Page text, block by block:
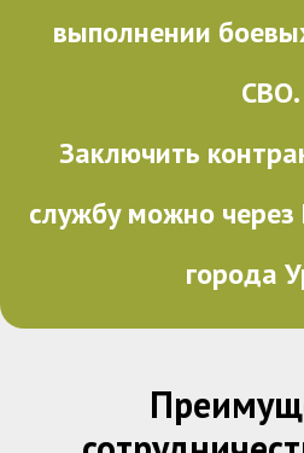
выполнении
СВО.
Заключить
службу можно
города